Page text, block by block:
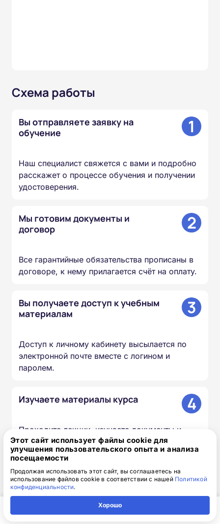
Схема работы
Вы отправляете заявку на
обучение
1
Наш специалист свяжется с вами и подробно
расскажет о процессе обучения и получении
удостоверения.
Мы готовим документы и
договор
2
Все гарантийные обязательства прописаны в
договоре, к нему прилагается счёт на оплату.
Вы получаете доступ к учебным
материалам
3
Доступ к личному кабинету высылается по
электронной почте вместе с логином и
паролем.
Изучаете материалы курса 4
Проходите лекции, изучаете документы и
презентации, сдаёте итоговый тест — в
удобное для вас время и темпе.
Мы вносим сведения в ФИС
ФРДО
Этот сайт использует файлы cookie для
улучшения пользовательского опыта и анализа
посещаемости
Продолжая использовать этот сайт, вы соглашаетесь на
использование файлов cookie в соответствии с нашей Политикой
конфиденциальности.
Хорошо